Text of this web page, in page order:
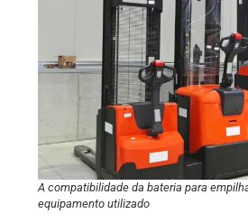
A compatibilidade da bateria para
equipamento utilizado